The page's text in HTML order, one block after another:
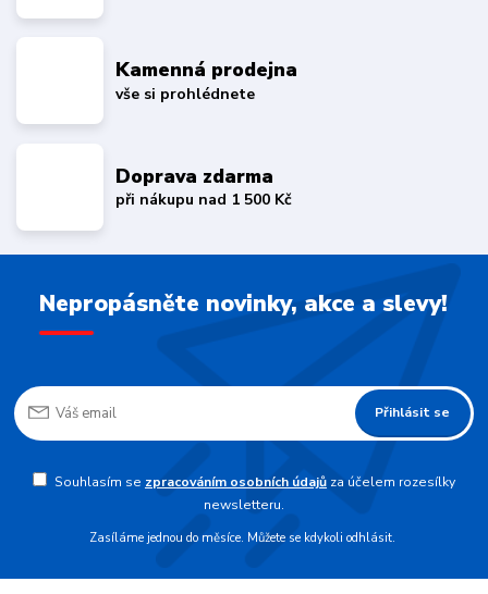
Kamenná prodejna
vše si prohlédnete
Doprava zdarma
při nákupu nad 1 500 Kč
Nepropásněte novinky, akce a slevy!
Přihlásit se
Souhlasím se zpracováním osobních údajůza účelem rozesílky
newsletteru.
Zasíláme jednou do měsíce. Můžete se kdykoli odhlásit.